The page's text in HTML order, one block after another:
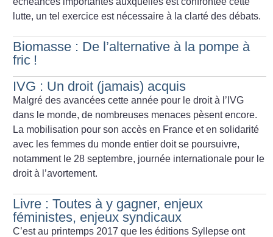
lutte, un tel exercice est nécessaire à la clarté des débats.
Biomasse : De l’alternative à la pompe à
fric !
IVG : Un droit (jamais) acquis
Malgré des avancées cette année pour le droit à l’IVG
dans le monde, de nombreuses menaces pèsent encore.
La mobilisation pour son accès en France et en solidarité
avec les femmes du monde entier doit se poursuivre,
notamment le 28 septembre, journée internationale pour le
droit à l’avortement.
Livre : Toutes à y gagner, enjeux
féministes, enjeux syndicaux
C’est au printemps 2017 que les éditions Syllepse ont